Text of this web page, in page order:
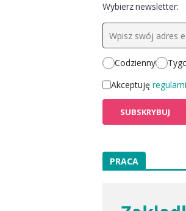
Wybierz newsletter:
Codzienny
Akceptuję
PRACA